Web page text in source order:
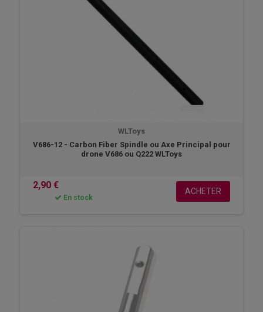
WLToys
V686-12 - Carbon Fiber Spindle ou Axe Principal pour
drone V686 ou Q222 WLToys
2,90 €
En stock
ACHETER